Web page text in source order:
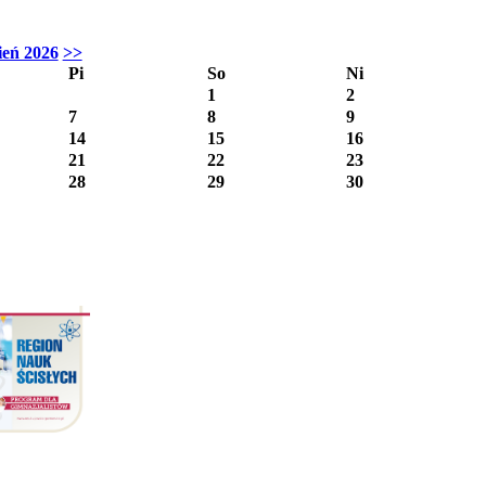
2026 >>
Pi
So
Ni
1
2
7
8
9
14
15
16
21
22
23
28
29 30